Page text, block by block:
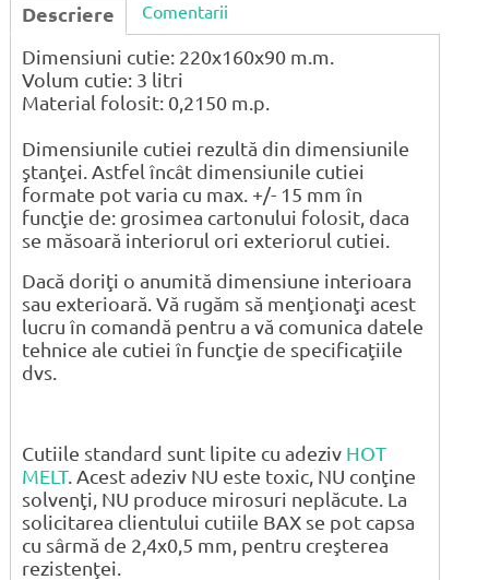
Descriere Comentarii
Dimensiuni cutie: 220x160x90 m.m.
Volum cutie: 3 litri
Material folosit: 0,2150 m.p.
Dimensiunile cutiei rezultă din dimensiunile
ştanţei. Astfel încât dimensiunile cutiei
formate pot varia cu max. +/- 15 mm în
funcţie de: grosimea cartonului folosit, daca
se măsoară interiorul ori exteriorul cutiei.
Dacă doriţi o anumită dimensiune interioara
sau exterioară. Vă rugăm să menţionaţi acest
lucru în comandă pentru a vă comunica datele
tehnice ale cutiei în funcţie de specificaţiile
dvs.
Cutiile standard sunt lipite cu adeziv HOT
MELT. Acest adeziv NU este toxic, NU conţine
solvenţi, NU produce mirosuri neplăcute. La
solicitarea clientului cutiile BAX se pot capsa
cu sârmă de 2,4x0,5 mm, pentru creşterea
rezistenţei.